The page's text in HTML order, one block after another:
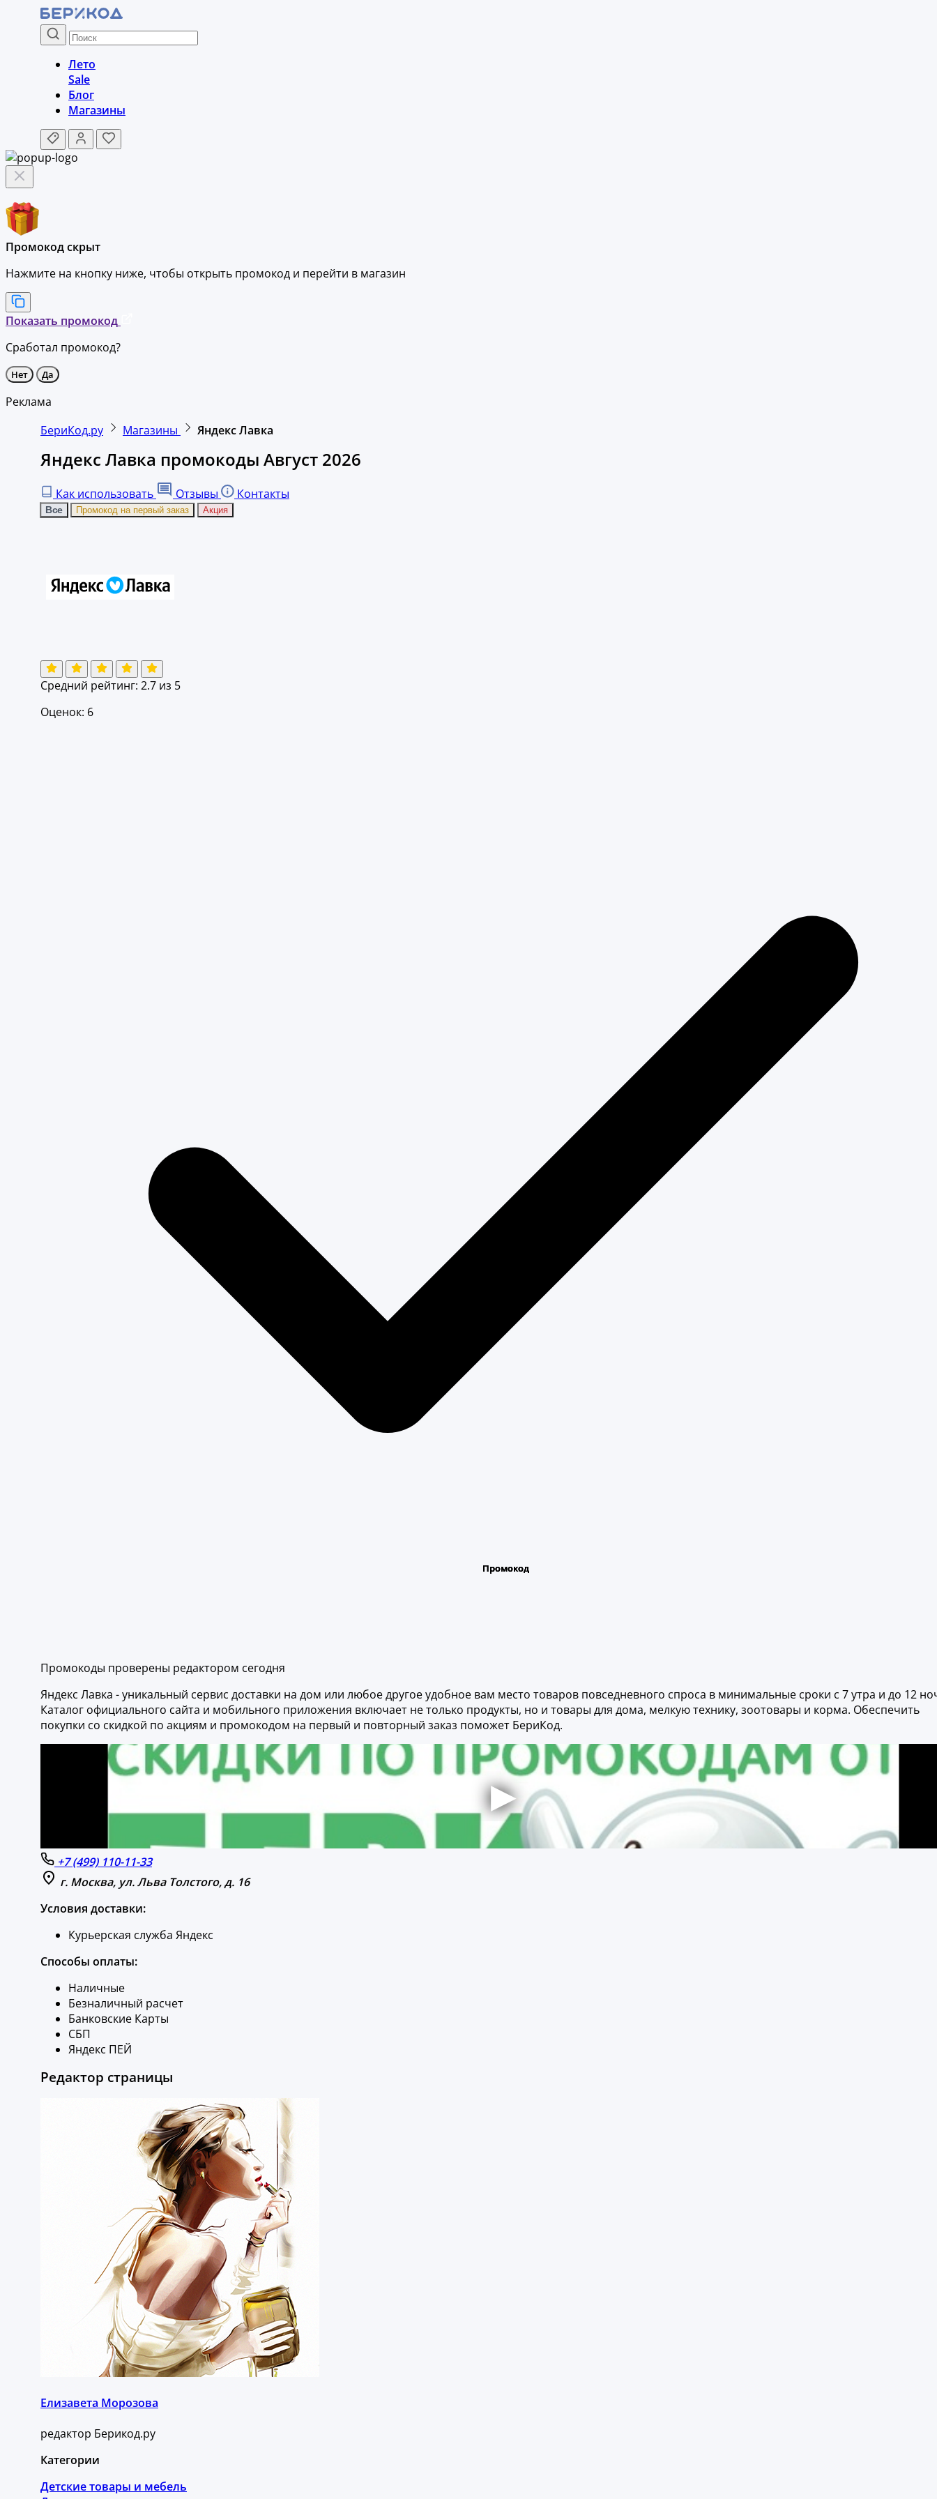
Лето
Sale
Блог
Магазины
Промокод скрыт
Нажмите на кнопку ниже, чтобы открыть промокод и перейти в магазин
Показать промокод
Сработал промокод?
Нет Да
Реклама
БериКод.ру
Магазины Яндекс Лавка
Яндекс Лавка промокоды Август 2026
Как использовать Отзывы Контакты
Все Промокод на первый заказ Акция
Средний рейтинг: 2.7 из 5
Оценок: 6
Промокоды проверены редактором сегодня
Яндекс Лавка - уникальный сервис доставки на дом или любое другое удобное вам место товаров повседневного спроса в минимальные сроки с 7 утра и до 12
Каталог официального сайта и мобильного приложения включает не только продукты, но и товары для дома, мелкую технику, зоотовары и корма. Обеспечить
покупки со скидкой по акциям и промокодом на первый и повторный заказ поможет БериКод.
+7 (499) 110-11-33
г. Москва, ул. Льва Толстого, д. 16
Условия доставки:
Курьерская служба Яндекс
Способы оплаты:
Наличные
Безналичный расчет
Банковские Карты
СБП
Яндекс ПЕЙ
Редактор страницы
Елизавета Морозова
редактор Берикод.ру
Категории
Детские товары и мебель